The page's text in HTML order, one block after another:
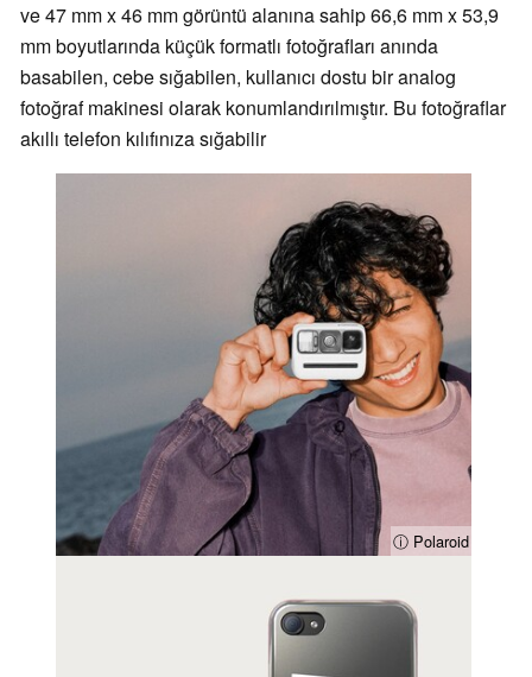
ve 47 mm x 46 mm görüntü alanına sahip 66,6 mm x 53,9
mm boyutlarında küçük formatlı fotoğrafları anında
basabilen, cebe sığabilen, kullanıcı dostu bir analog
fotoğraf makinesi olarak konumlandırılmıştır. Bu fotoğraflar
akıllı telefon kılıfınıza sığabilir
ⓘ Polaroid